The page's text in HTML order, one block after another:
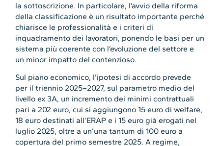
la sottoscrizione. In particolare, l’avvio della riforma
della classificazione è un risultato importante perché
chiarisce le professionalità e i criteri di
inquadramento dei lavoratori, ponendo le basi per un
sistema più coerente con l’evoluzione del settore e
un minor impatto del contenzioso.
Sul piano economico, l’ipotesi di accordo prevede
per il triennio 2025–2027, sul parametro medio del
livello ex 3A, un incremento dei minimi contrattuali
pari a 202 euro, cui si aggiungono 15 euro di welfare,
18 euro destinati all’ERAP e i 15 euro già erogati nel
luglio 2025, oltre a un’una tantum di 100 euro a
copertura del primo semestre 2025. A regime,